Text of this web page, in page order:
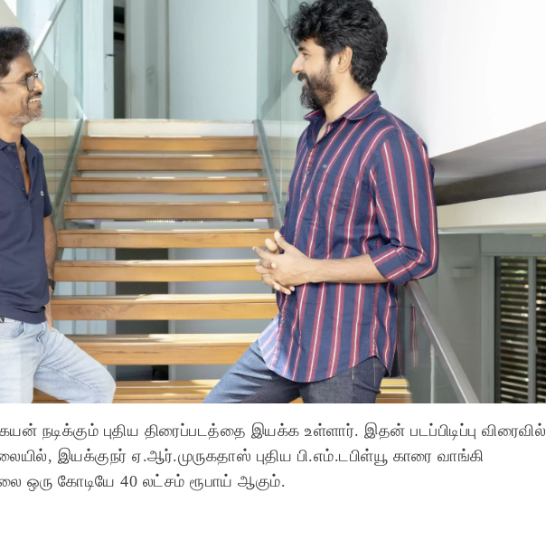
நடிக்கும் புதிய திரைப்படத்தை இயக்க உள்ளார். இதன் படப்பிடிப்பு விரைவில்
இயக்குநர் ஏ.ஆர்.முருகதாஸ் புதிய பி.எம்.டபிள்யூ காரை வாங்கி
ஒரு கோடியே 40 லட்சம் ரூபாய் ஆகும்.